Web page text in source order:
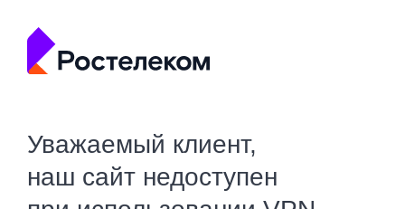
Уважаемый клиент,
наш сайт недоступен